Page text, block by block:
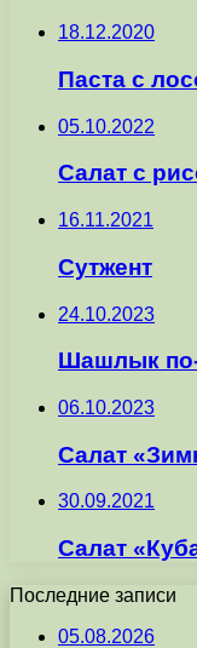
18.12.2020
Паста с
05.10.2022
Салат с
16.11.2021
Сутжент
24.10.2023
Шашлык
06.10.2023
Салат
30.09.2021
Салат
Последние записи
05.08.2026